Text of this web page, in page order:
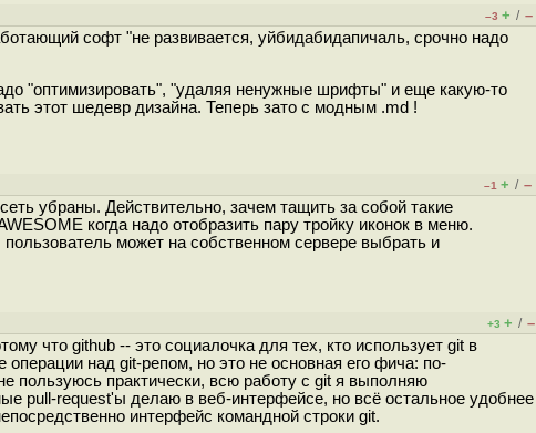
–3 + / –
софт "не развивается, уйбидабидапичаль, срочно надо
"оптимизировать", "удаляя ненужные шрифты" и еще какую-то
этот шедевр дизайна. Теперь зато с модным .md !
–1 + / –
убраны. Действительно, зачем тащить за собой такие
когда надо отобразить пару тройку иконок в меню.
может на собственном сервере выбрать и
+3 + / –
что github -- это социалочка для тех, кто использует git в
над git-репом, но это не основная его фича: по-
практически, всю работу с git я выполняю
pull-request'ы делаю в веб-интерфейсе, но всё остальное удобнее
интерфейс командной строки git.